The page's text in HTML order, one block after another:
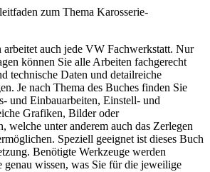
zum Thema Karosserie-
auch jede VW Fachwerkstatt. Nur
können Sie alle Arbeiten fachgerecht
technische Daten und detailreiche
Je nach Thema des Buches finden Sie
und Einbauarbeiten, Einstell- und
Grafiken, Bilder oder
welche unter anderem auch das Zerlegen
Speziell geeignet ist dieses Buch
Benötigte Werkzeuge werden
genau wissen, was Sie für die jeweilige